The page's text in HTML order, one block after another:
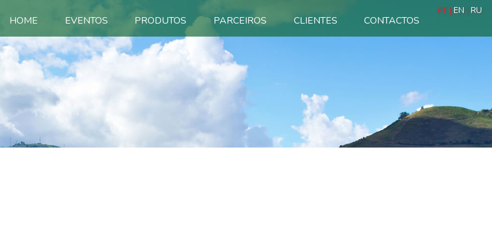
PT |EN|RU
HOME EVENTOS PRODUTOS PARCEIROS CLIENTES CONTACTOS